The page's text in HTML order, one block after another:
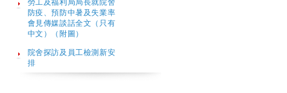
勞工及福利局局長就院舍
防疫、預防中暑及失業率
會見傳媒談話全文（只有
中文）（附圖）
院舍探訪及員工檢測新安
排